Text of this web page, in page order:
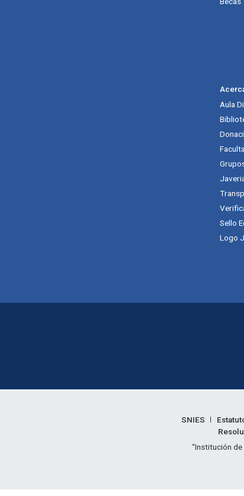
Aula
Sello
Logo
EnlacesSNIES
“Institución